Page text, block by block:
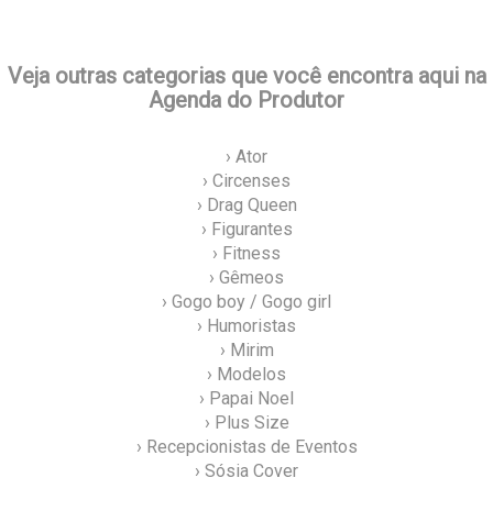
Veja outras categorias que você encontra aqui na
Agenda do Produtor
› Ator
› Circenses
› Drag Queen
› Figurantes
› Fitness
› Gêmeos
› Gogo boy / Gogo girl
› Humoristas
› Mirim
› Modelos
› Papai Noel
› Plus Size
› Recepcionistas de Eventos
› Sósia Cover